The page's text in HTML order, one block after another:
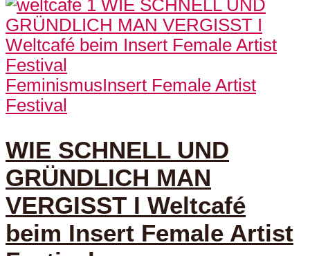
FeminismusInsert Female Artist
Festival
WIE SCHNELL UND
GRÜNDLICH MAN
VERGISST I Weltcafé
beim Insert Female Artist